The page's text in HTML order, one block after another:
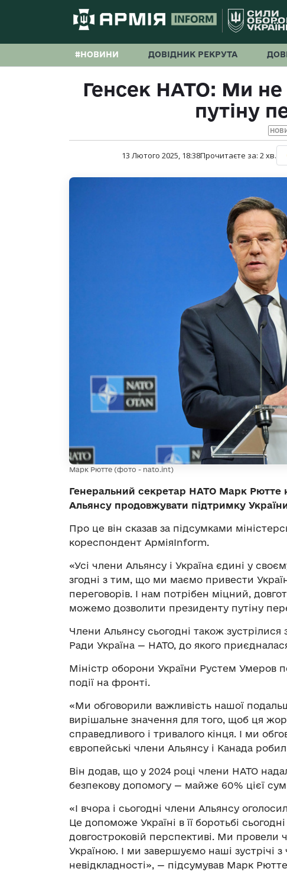
#НОВИНИ ДОВІДНИК РЕКРУТА
Генсек НАТО: Ми
путіну
13 Лютого 2025, 18:38Прочитаєте за: 2хв.
Марк Рютте (фото - nato.int)
Генеральний секретар НАТО Марк Рютте
Альянсу продовжувати підтримку
Про це він сказав за підсумками
кореспондент АрміяInform.
«Усі члени Альянсу і Україна єдині у
згодні з тим, що ми маємо привести
переговорів. І нам потрібен міцний,
можемо дозволити президенту путіну
Члени Альянсу сьогодні також зустрілися
Ради Україна — НАТО, до якого
Міністр оборони України Рустем Умеров
події на фронті.
«Ми обговорили важливість нашої
вирішальне значення для того, щоб ця
справедливого і тривалого кінця. І ми
європейські члени Альянсу і Канада
Він додав, що у 2024 році члени НАТО
безпекову допомогу — майже 60% цієї
«І вчора і сьогодні члени Альянсу
Це допоможе Україні в її боротьбі
довгостроковій перспективі. Ми провели
Україною. І ми завершуємо наші зустрічі з
невідкладності», — підсумував Марк